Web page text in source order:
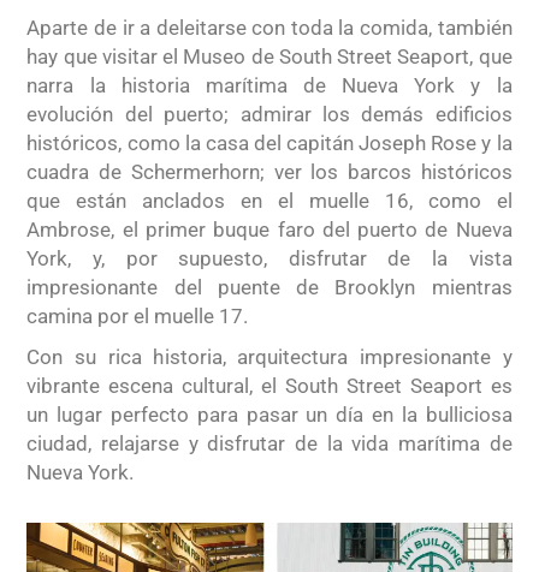
Aparte de ir a deleitarse con toda la comida, también
hay que visitar el Museo de South Street Seaport, que
narra la historia marítima de Nueva York y la
evolución del puerto; admirar los demás edificios
históricos, como la casa del capitán Joseph Rose y la
cuadra de Schermerhorn; ver los barcos históricos
que están anclados en el muelle 16, como el
Ambrose, el primer buque faro del puerto de Nueva
York, y, por supuesto, disfrutar de la vista
impresionante del puente de Brooklyn mientras
camina por el muelle 17.
Con su rica historia, arquitectura impresionante y
vibrante escena cultural, el South Street Seaport es
un lugar perfecto para pasar un día en la bulliciosa
ciudad, relajarse y disfrutar de la vida marítima de
Nueva York.